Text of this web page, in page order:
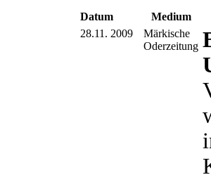
Datum
Medium
28.11. 2009
Märkische
Oderzeitung